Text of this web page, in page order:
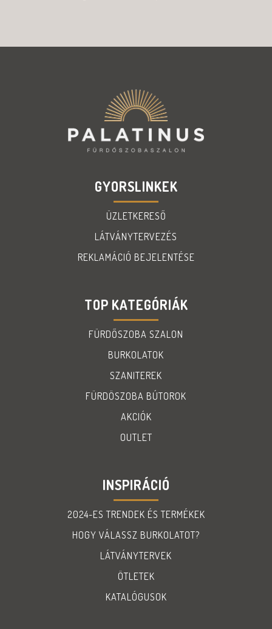
GYORSLINKEK
ÜZLETKERESŐ
LÁTVÁNYTERVEZÉS
REKLAMÁCIÓ BEJELENTÉSE
TOP KATEGÓRIÁK
FÜRDŐSZOBA SZALON
BURKOLATOK
SZANITEREK
FÜRDÖSZOBA BÚTOROK
AKCIÓK
OUTLET
INSPIRÁCIÓ
2024-ES TRENDEK ÉS TERMÉKEK
HOGY VÁLASSZ BURKOLATOT?
LÁTVÁNYTERVEK
ÖTLETEK
KATALÓGUSOK